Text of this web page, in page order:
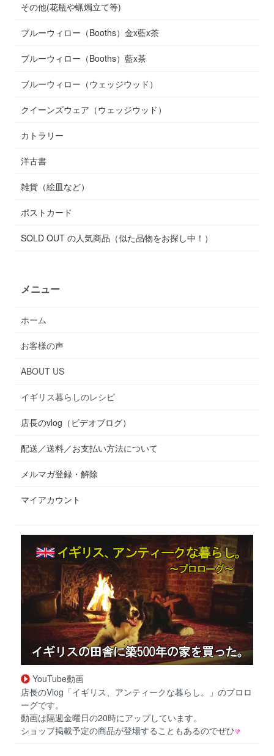
その他(花瓶や蝋燭立て等)
ブルーウィロー（Booths）金x藍x茶
ブルーウィロー（Booths）藍x茶
ブルーウィロー（ウェッジウッド）
クイーンズウェア（ウェッジウッド）
カトラリー
洋古書
雑貨（絵皿など）
ポストカード
SOLD OUT の人気商品（似た品物をお探し中！）
メニュー
ホーム
お客様の声
ABOUT US
イギリス暮らしのレシピ
店長のvlog（ビデオブログ）
配送／送料／お支払い方法について
メルマガ登録・解除
マイアカウント
YouTube動画
店長のVlog「イギリス、アンティークな暮らし。」のプロロ
ーグです。
動画は隔週金曜日の20時にアップしています。
ショップ掲載予定の商品が登場することもあるのでぜひ